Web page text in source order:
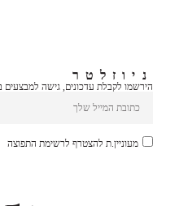
ניוזלטר
הירשמו לקבלת עדכונים, גישה למבצעים
מעוניין.ת להצטרף לרשימת התפוצה